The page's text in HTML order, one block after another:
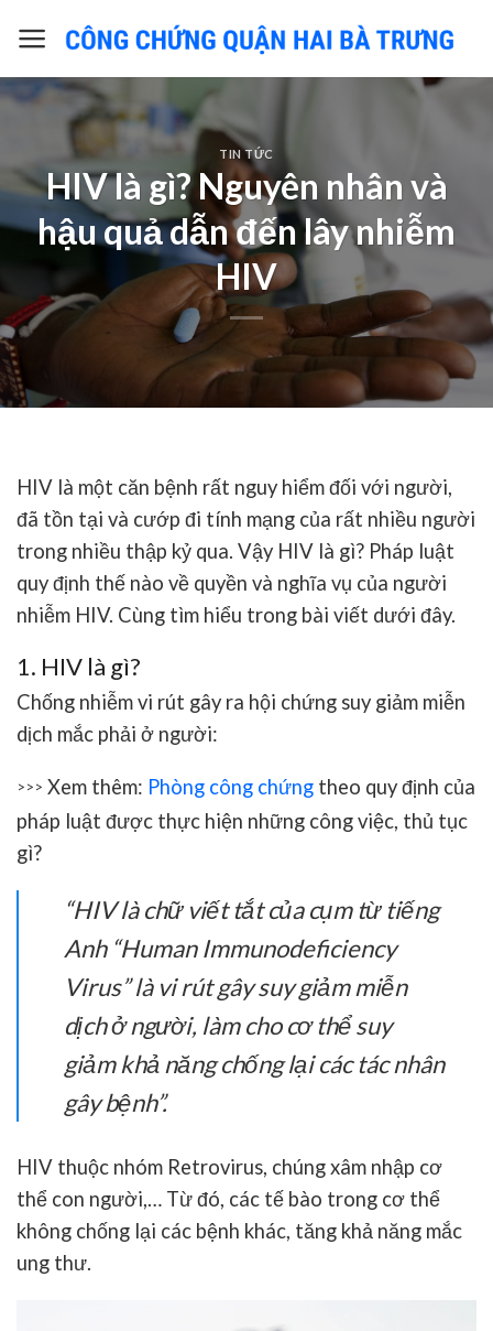
TIN TỨC
HIV là gì? Nguyên nhân và
hậu quả dẫn đến lây nhiễm
HIV
HIV là một căn bệnh rất nguy hiểm đối với người,
đã tồn tại và cướp đi tính mạng của rất nhiều người
trong nhiều thập kỷ qua. Vậy HIV là gì? Pháp luật
quy định thế nào về quyền và nghĩa vụ của người
nhiễm HIV. Cùng tìm hiểu trong bài viết dưới đây.
1. HIV là gì?
Chống nhiễm vi rút gây ra hội chứng suy giảm miễn
dịch mắc phải ở người:
>>> Xem thêm: Phòng công chứng theo quy định của
pháp luật được thực hiện những công việc, thủ tục
gì?
“HIV là chữ viết tắt của cụm từ tiếng
Anh “Human Immunodeficiency
Virus” là vi rút gây suy giảm miễn
dịch ở người, làm cho cơ thể suy
giảm khả năng chống lại các tác nhân
gây bệnh”.
HIV thuộc nhóm Retrovirus, chúng xâm nhập cơ
thể con người,… Từ đó, các tế bào trong cơ thể
không chống lại các bệnh khác, tăng khả năng mắc
ung thư.